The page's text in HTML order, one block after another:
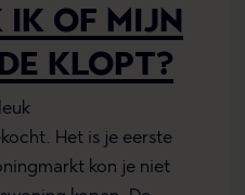
IK OF MIJN
KLOPT?
Het is je eerste
kon je niet